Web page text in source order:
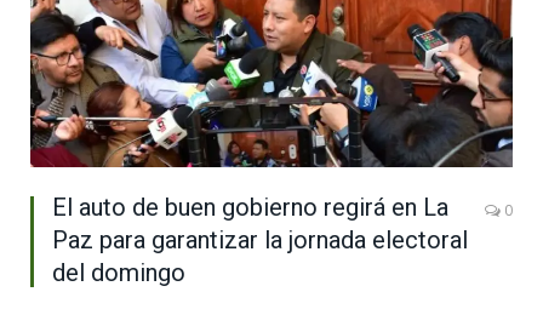
El auto de buen gobierno regirá en La
Paz para garantizar la jornada electoral
del domingo
0